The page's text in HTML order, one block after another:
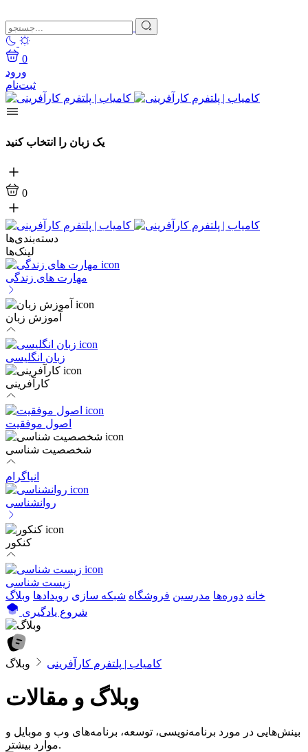
0
ورود
ثبت‌نام
یک زبان را انتخاب کنید
0
دسته‌بندی‌ها
لینک‌ها
مهارت های زندگی
آموزش زبان
زبان انگلیسی
کارآفرینی
اصول موفقیت
شخصصیت شناسی
انیاگرام
روانشناسی
کنکور
زیست شناسی
خانه دوره‌ها مدرسین فروشگاه شبکه سازی رویداد‌ها وبلاگ
شروع یادگیری
کامیاب | پلتفرم کارآفرینی وبلاگ
وبلاگ و مقالات
بینش‌هایی در مورد برنامه‌نویسی، توسعه، برنامه‌های وب و موبایل و
موارد بیشتر.